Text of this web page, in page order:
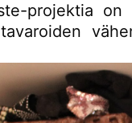
projektia